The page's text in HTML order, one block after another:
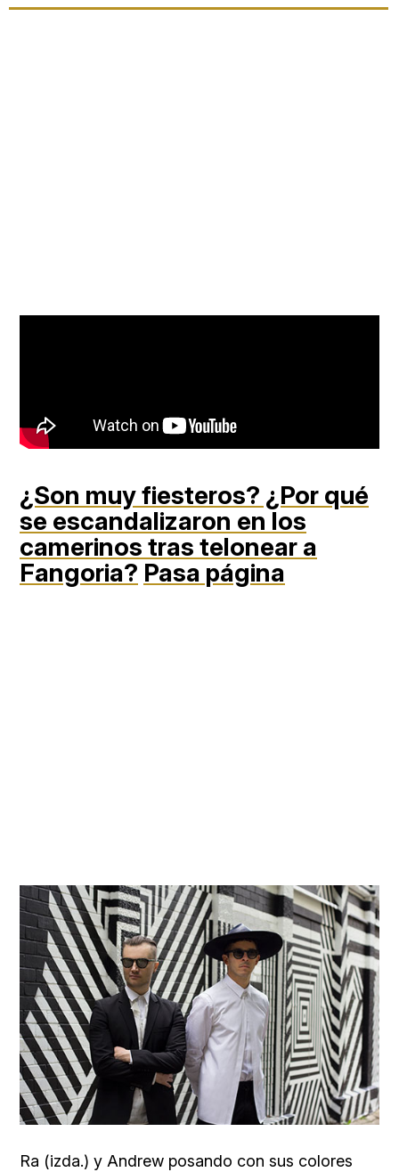
¿Son muy fiesteros? ¿Por qué
se escandalizaron en los
camerinos tras telonear a
Fangoria? Pasa página
Ra (izda.) y Andrew posando con sus colores